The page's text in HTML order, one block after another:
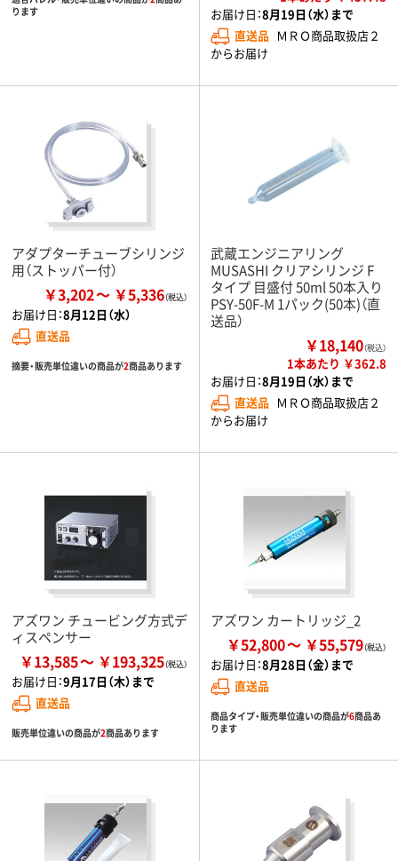
ります
お届け日：8月19日（水）まで
直送品 ＭＲＯ商品取扱店２
からお届け
アダプターチューブシリンジ
用（ストッパー付）
￥3,202 ￥5,336
お届け日：8月12日（水）
直送品
摘要・販売単位違いの商品が2商品あります
武蔵エンジニアリング
MUSASHI クリアシリンジ F
タイプ 目盛付 50ml 50本入り
PSY-50F-M 1パック(50本)（直
送品）
￥18,140（税込）
1本あたり ￥362.8
お届け日：8月19日（水）まで
直送品 ＭＲＯ商品取扱店２
からお届け
アズワン チュービング方式デ
ィスペンサー
￥13,585 ￥193,325
お届け日：9月17日（木）まで
直送品
販売単位違いの商品が2商品あります
アズワン カートリッジ_2
￥52,800 ￥55,579
お届け日：8月28日（金）まで
直送品
商品タイプ・販売単位違いの商品が6商品あ
ります